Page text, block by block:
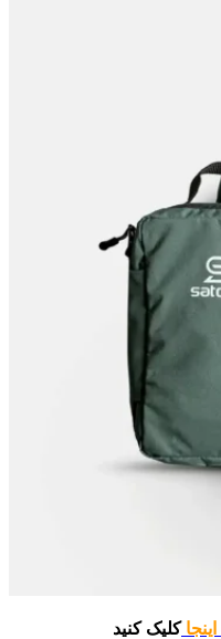
اینجا کلیک کنید